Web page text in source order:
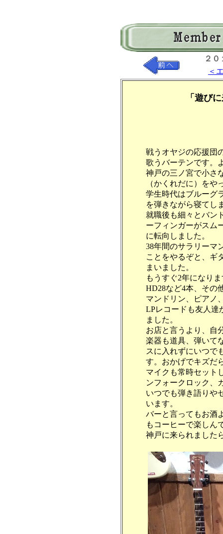
２
＜
「遊び
戦うオヤジの応援団
歌うバーテンです。
神戸の三ノ宮で小さ
（かくれだに）をや
学生時代はブルーグ
を弾きながら寝てし
就職後も細々とバン
ーフィンガーがスム
に転向しました。
38年間のサラリーマ
ことをやるぞと、ギ
まいました。
もうすぐ2年になり
HD28など4本、その
マンドリン、ピアノ
LPレコードも友人達
ました。
お店と言うより、自
楽器も道具、弾いて
スに入れずにいつで
す。おかげでキズだ
マイクも常時セット
ンフォークロック、
いつでも弾き語りや
います。
バーと言ってもお酒
もコーヒーで楽しん
神戸に来られました